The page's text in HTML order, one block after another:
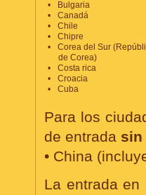
Bulgaria
Canadá
Chile
Chipre
Corea del Sur
de Corea)
Costa rica
Croacia
Cuba
Para los
de entrada sin
• China
La entrada